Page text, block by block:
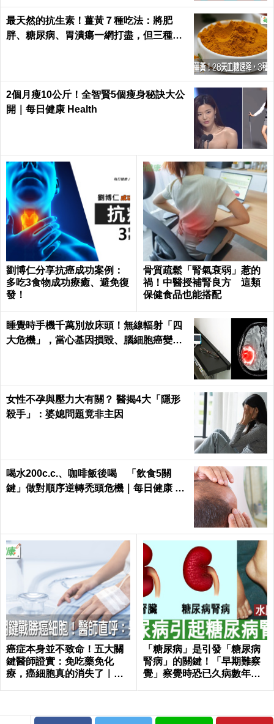
最天然的抗生素！薑黃７種吃法：將肥
胖、糖尿病、胃潰瘍一網打盡，但三種人
2個月瘦10公斤！全智賢5個瘦身秘訣大公
開｜每日健康 Health
劉博仁分享抗癌成功案例：
多吃3食物成功療癒、避免復
發！
骨質疏鬆「腎氣衰弱」惹的
禍！中醫授補腎良方 這類
保健食品也能搭配
睡覺時手機千萬別放床頭！無線輻射「四
大危機」，當心基因損毀、腦細胞癌變！
女性不孕與壓力大有關？ 醫揭4大「隱形
殺手」：婆媳問題竟非主因
喝水200c.c.、咖啡飯後喝 「飲食5關
鍵」做對順序逆轉禿頭危機｜每日健康 He
癌症本身並不致命！五大關
鍵醫師證實：免吃藥免化
療，癌細胞真的消失了｜每
「糖尿病」是引發「糖尿病
腎病」的關鍵！「早期難察
覺」察覺時恐已久病數年！